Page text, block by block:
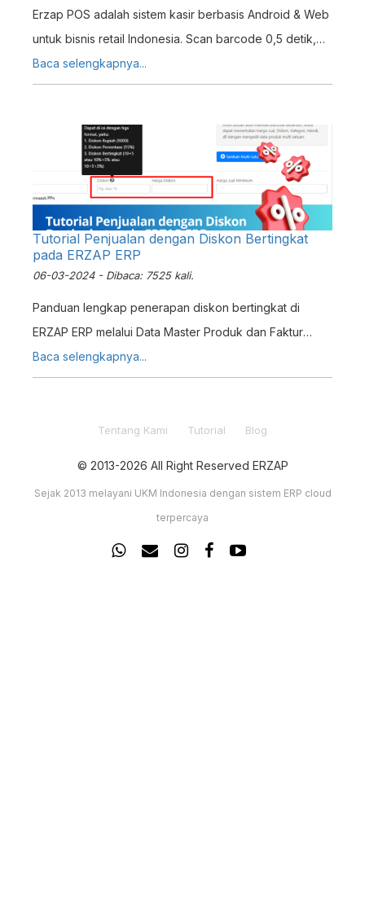
Erzap POS adalah sistem kasir berbasis Android & Web
untuk bisnis retail Indonesia. Scan barcode 0,5 detik,
mendukung QRIS, multi outlet, laporan real-time, dan
integrasi ERP. Coba gratis 14 hari.
Baca selengkapnya...
Tutorial Penjualan dengan Diskon Bertingkat
pada ERZAP ERP
06-03-2024 - Dibaca: 7525 kali.
Panduan lengkap penerapan diskon bertingkat di
ERZAP ERP melalui Data Master Produk dan Faktur
Penjualan. Tingkatkan efisiensi penjualan Anda.
Baca selengkapnya...
Tentang Kami Tutorial Blog
© 2013-2026 All Right Reserved ERZAP
Sejak 2013 melayani UKM Indonesia dengan sistem ERP cloud
terpercaya